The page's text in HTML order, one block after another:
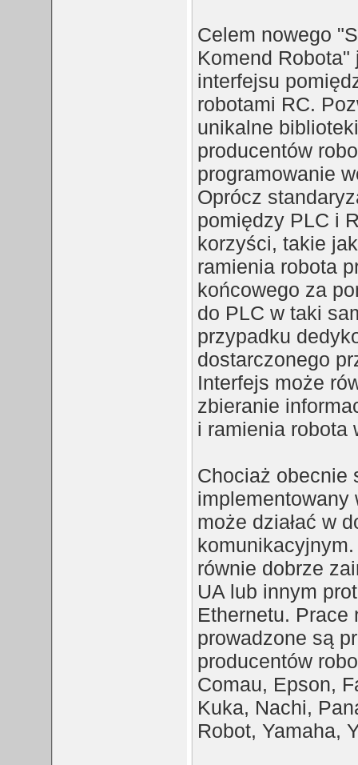
Celem nowego
Komend
interfejsu
robotami RC.
unikalne
producentów
programowanie
Oprócz
pomiędzy PLC i
korzyści, takie
ramienia robota
końcowego za
do PLC w taki
przypadku
dostarczonego
Interfejs może
zbieranie
i ramienia robota
Chociaż obecnie
implementowany
może działać w
równie dobrze
UA lub innym
Ethernetu. Prace
prowadzone są
producentów
Comau, Epson,
Kuka, Nachi,
Robot, Yamaha,